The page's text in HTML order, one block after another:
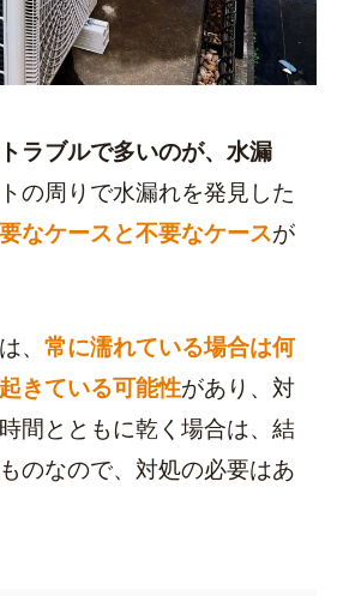
ラブルで多いのが、水漏
の周りで水漏れを発見した
なケースと不要なケースが
、 常に濡れている場合は何
きている可能性があり、対
間とともに乾く場合は、結
のなので、対処の必要はあ